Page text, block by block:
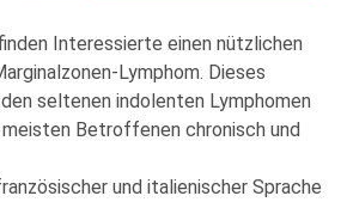
Interessierte einen nützlichen
Lymphom. Dieses
seltenen indolenten Lymphomen
Betroffenen chronisch und
und italienischer Sprache